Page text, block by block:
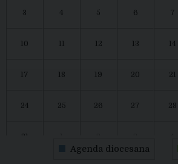
3 4 5 6 7
10 12 13 14
17 18 19 20 21
24 25 26 27 28
31
Agenda diocesana